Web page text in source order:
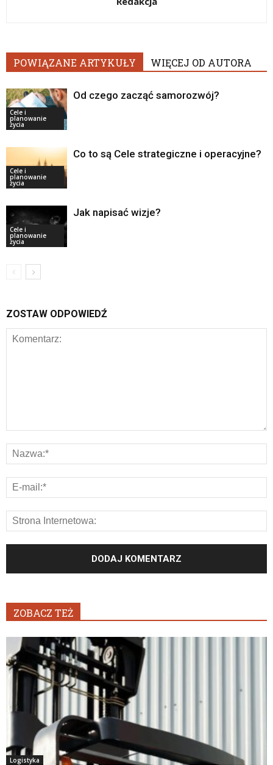
POWIĄZANE ARTYKUŁY WIĘCEJ OD AUTORA
Cele i
planowanie
życia
Od czego zacząć samorozwój?
Cele i
planowanie
życia
Co to są Cele strategiczne i operacyjne?
Cele i
planowanie
życia
Jak napisać wizje?
ZOSTAW ODPOWIEDŹ
ZOBACZ TEŻ
Logistyka